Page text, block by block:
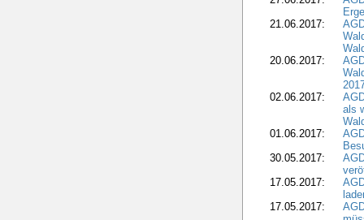
21.06.2017:
20.06.2017:
02.06.2017:
als
01.06.2017:
30.05.2017:
17.05.2017:
17.05.2017: